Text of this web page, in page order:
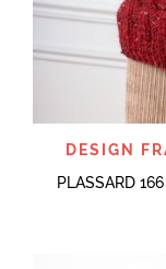
DESIGN
PLASSARD